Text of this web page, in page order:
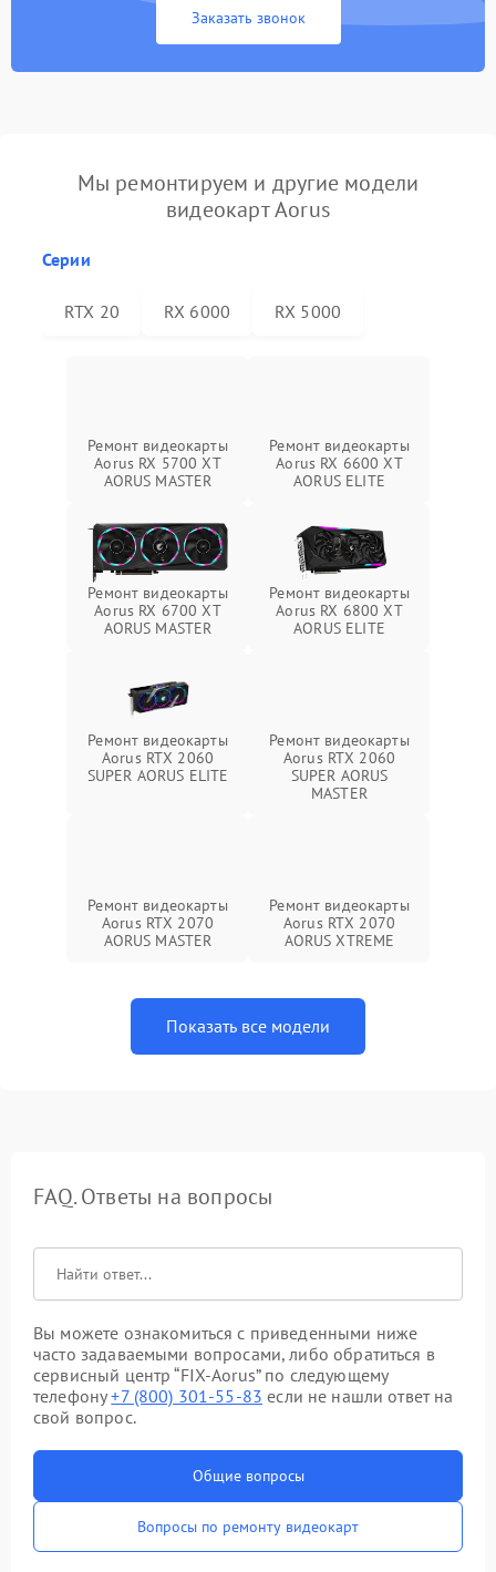
Заказать звонок
Мы ремонтируем и другие модели
видеокарт Aorus
Серии
RTX 20 RX 6000 RX 5000
Ремонт видеокарты
Aorus RX 5700 XT
AORUS MASTER
Ремонт видеокарты
Aorus RX 6600 XT
AORUS ELITE
Ремонт видеокарты
Aorus RX 6700 XT
AORUS MASTER
Ремонт видеокарты
Aorus RX 6800 XT
AORUS ELITE
Ремонт видеокарты
Aorus RTX 2060
SUPER AORUS ELITE
Ремонт видеокарты
Aorus RTX 2060
SUPER AORUS
MASTER
Ремонт видеокарты
Aorus RTX 2070
AORUS MASTER
Ремонт видеокарты
Aorus RTX 2070
AORUS XTREME
Показать все модели
FAQ. Ответы на вопросы
Вы можете ознакомиться с приведенными ниже
часто задаваемыми вопросами, либо обратиться в
сервисный центр “FIX-Aorus” по следующему
телефону+7 (800) 301-55-83 если не нашли ответ на
свой вопрос.
Общие вопросы
Вопросы по ремонту видеокарт